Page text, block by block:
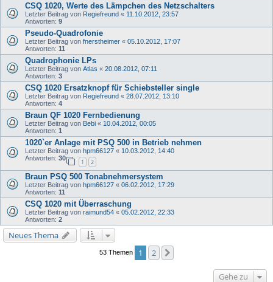
CSQ 1020, Werte des Lämpchen des Netzschalters
Letzter Beitrag von Regiefreund « 11.10.2012, 23:57
Antworten: 9
Pseudo-Quadrofonie
Letzter Beitrag von fnerstheimer « 05.10.2012, 17:07
Antworten: 11
Quadrophonie LPs
Letzter Beitrag von Atlas « 20.08.2012, 07:11
Antworten: 3
CSQ 1020 Ersatzknopf für Schiebsteller single
Letzter Beitrag von Regiefreund « 28.07.2012, 13:10
Antworten: 4
Braun QF 1020 Fernbedienung
Letzter Beitrag von Bebi « 10.04.2012, 00:05
Antworten: 1
1020`er Anlage mit PSQ 500 in Betrieb nehmen
Letzter Beitrag von hpm66127 « 10.03.2012, 14:40
Antworten: 30
1 2
Braun PSQ 500 Tonabnehmersystem
Letzter Beitrag von hpm66127 « 06.02.2012, 17:29
Antworten: 11
CSQ 1020 mit Überraschung
Letzter Beitrag von raimund54 « 05.02.2012, 22:33
Antworten: 2
Neues Thema
53 Themen 1 2
Gehe zu